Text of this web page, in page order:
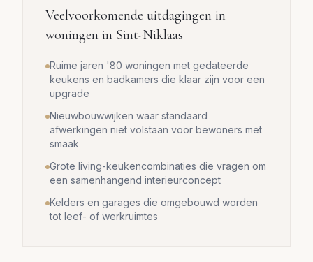
Veelvoorkomende uitdagingen in
woningen in Sint-Niklaas
Ruime jaren '80 woningen met gedateerde
keukens en badkamers die klaar zijn voor een
upgrade
Nieuwbouwwijken waar standaard
afwerkingen niet volstaan voor bewoners met
smaak
Grote living-keukencombinaties die vragen om
een samenhangend interieurconcept
Kelders en garages die omgebouwd worden
tot leef- of werkruimtes